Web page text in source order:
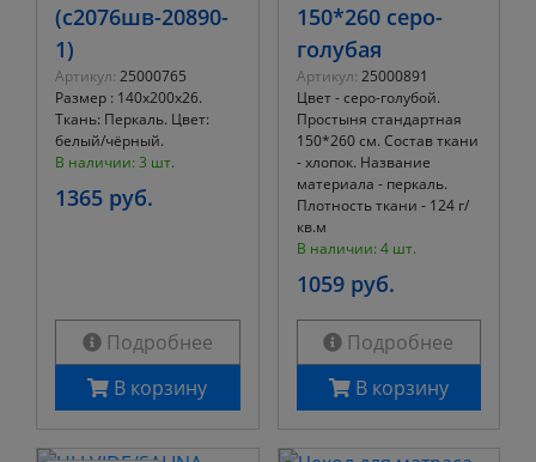
(с2076шв-20890-
1)
Артикул: 25000765
Размер : 140х200х26.
Ткань: Перкаль. Цвет:
белый/чёрный.
В наличии: 3 шт.
1365 руб.
Подробнее
В корзину
150*260 серо-
голубая
Артикул: 25000891
Цвет - серо-голубой.
Простыня стандартная
150*260 см. Состав ткани
- хлопок. Название
материала - перкаль.
Плотность ткани - 124 г/
кв.м
В наличии: 4 шт.
1059 руб.
Подробнее
В корзину